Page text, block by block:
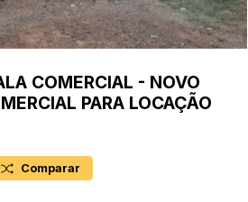
COMERCIAL - NOVO
PARA LOCAÇÃO
Comparar